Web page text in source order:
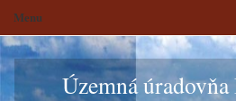
Územná
Menu